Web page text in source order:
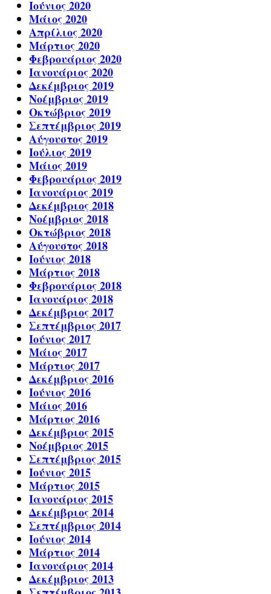
Ιούνιος 2020
Μάιος 2020
Απρίλιος 2020
Μάρτιος 2020
Φεβρουάριος 2020
Ιανουάριος 2020
Δεκέμβριος 2019
Νοέμβριος 2019
Οκτώβριος 2019
Σεπτέμβριος 2019
Αύγουστος 2019
Ιούλιος 2019
Μάιος 2019
Φεβρουάριος 2019
Ιανουάριος 2019
Δεκέμβριος 2018
Νοέμβριος 2018
Οκτώβριος 2018
Αύγουστος 2018
Ιούνιος 2018
Μάρτιος 2018
Φεβρουάριος 2018
Ιανουάριος 2018
Δεκέμβριος 2017
Σεπτέμβριος 2017
Ιούνιος 2017
Μάιος 2017
Μάρτιος 2017
Δεκέμβριος 2016
Ιούνιος 2016
Μάιος 2016
Μάρτιος 2016
Δεκέμβριος 2015
Νοέμβριος 2015
Σεπτέμβριος 2015
Ιούνιος 2015
Μάρτιος 2015
Ιανουάριος 2015
Δεκέμβριος 2014
Σεπτέμβριος 2014
Ιούνιος 2014
Μάρτιος 2014
Ιανουάριος 2014
Δεκέμβριος 2013